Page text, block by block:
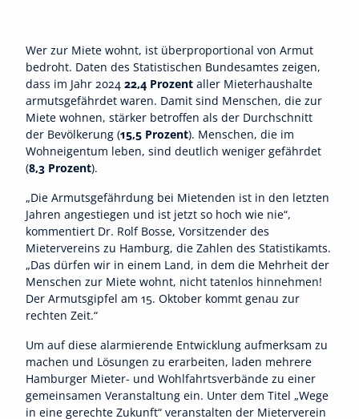
Wer zur Miete wohnt, ist überproportional von Armut
bedroht. Daten des Statistischen Bundesamtes zeigen,
dass im Jahr 2024 22,4 Prozent aller Mieterhaushalte
armutsgefährdet waren. Damit sind Menschen, die zur
Miete wohnen, stärker betroffen als der Durchschnitt
der Bevölkerung (15,5 Prozent). Menschen, die im
Wohneigentum leben, sind deutlich weniger gefährdet
(8,3 Prozent).
„Die Armutsgefährdung bei Mietenden ist in den letzten
Jahren angestiegen und ist jetzt so hoch wie nie“,
kommentiert Dr. Rolf Bosse, Vorsitzender des
Mietervereins zu Hamburg, die Zahlen des Statistikamts.
„Das dürfen wir in einem Land, in dem die Mehrheit der
Menschen zur Miete wohnt, nicht tatenlos hinnehmen!
Der Armutsgipfel am 15. Oktober kommt genau zur
rechten Zeit.“
Um auf diese alarmierende Entwicklung aufmerksam zu
machen und Lösungen zu erarbeiten, laden mehrere
Hamburger Mieter- und Wohlfahrtsverbände zu einer
gemeinsamen Veranstaltung ein. Unter dem Titel „Wege
in eine gerechte Zukunft“ veranstalten der Mieterverein